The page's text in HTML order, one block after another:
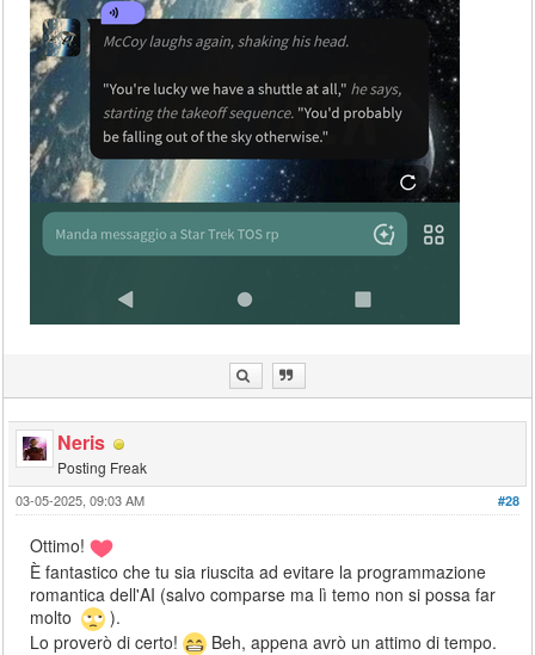
Neris
Posting Freak
#28
03-05-2025, 09:03 AM
Ottimo!
È fantastico che tu sia riuscita ad evitare la programmazione
romantica dell'AI (salvo comparse ma lì temo non si possa far
molto
).
Lo proverò di certo!
Beh, appena avrò un attimo di tempo.